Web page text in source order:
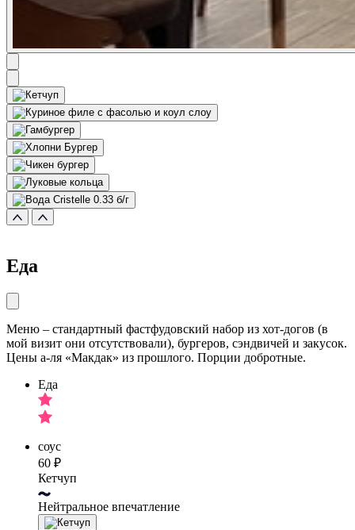
Еда
Меню – стандартный фастфудовский набор из хот-догов (в
мой визит они отсутствовали), бургеров, сэндвичей и закусок.
Цены а-ля «Макдак» из прошлого. Порции добротные.
Еда
соус
60 ₽
Кетчуп
Нейтральное впечатление